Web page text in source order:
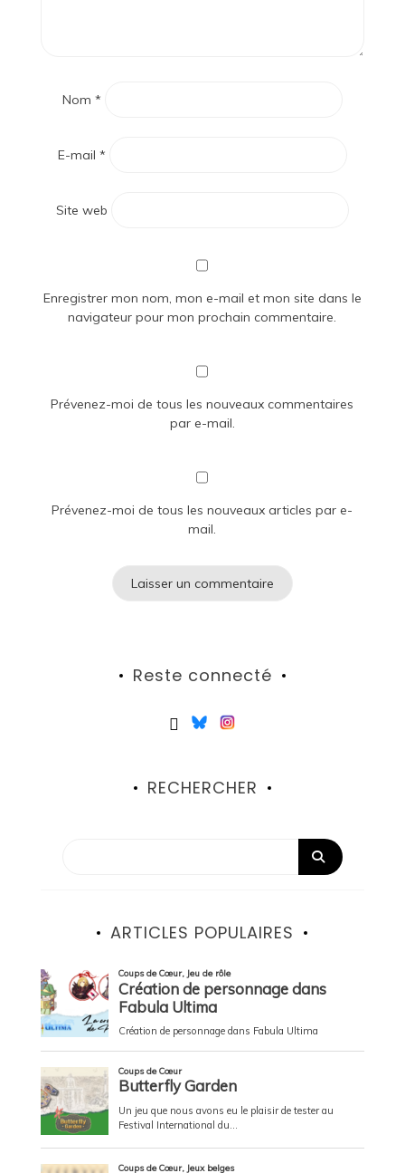
Nom *
E-mail *
Site web
Enregistrer mon nom, mon e-mail et mon site dans le
navigateur pour mon prochain commentaire.
Prévenez-moi de tous les nouveaux commentaires
par e-mail.
Prévenez-moi de tous les nouveaux articles par e-
mail.
Reste connecté
RECHERCHER
ARTICLES POPULAIRES